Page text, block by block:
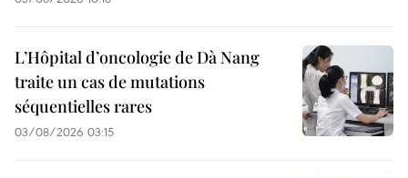
L’Hôpital d’oncologie de Dà Nang
traite un cas de mutations
séquentielles rares
03/08/2026 03:15